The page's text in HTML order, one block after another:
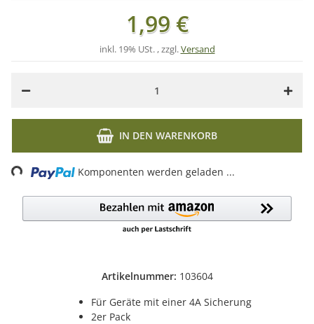
Artikelnummer: 103604
Für Geräte mit einer 4A Sicherung
2er Pack
1,99 €
inkl. 19% USt. , zzgl.Versand
IN DEN WARENKORB
Komponenten werden geladen ...